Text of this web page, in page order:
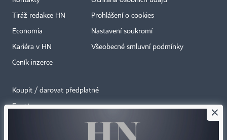
Tiráž redakce HN
Economia
Kariéra v HN
Ceník inzerce
Prohlášení o cookies
Nastavení soukromí
Všeobecné smluvní podmínky
Koupit / darovat předplatné
Eventy ×